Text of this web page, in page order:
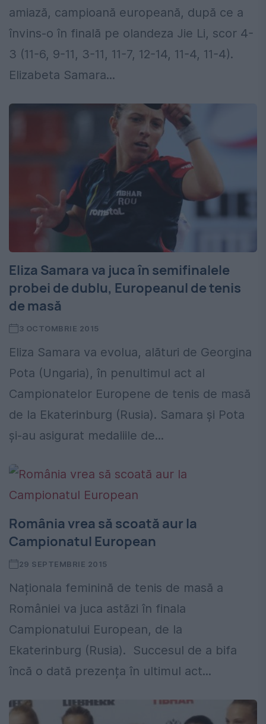
amiază, campioană europeană, după ce a
învins-o în finală pe olandeza Jie Li, scor 4-
3 (11-6, 9-11, 3-11, 11-7, 12-14, 11-4, 11-4).
Elizabeta Samara...
Eliza Samara va juca în semifinalele
probei de dublu, Europeanul de tenis
de masă
3 OCTOMBRIE 2015
Eliza Samara va evolua, alături de Georgina
Pota (Ungaria), în penultimul act al
Campionatelor Europene de tenis de masă
de la Ekaterinburg (Rusia). Samara și Pota
și-au asigurat medaliile de...
România vrea să scoată aur la
Campionatul European
29 SEPTEMBRIE 2015
Naționala feminină de tenis de masă a
României va juca astăzi în finala
Campionatului European, de la
Ekaterinburg (Rusia). Succesul de a bifa
încă o dată prezența în ultimul act...